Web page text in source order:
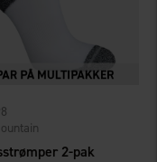
2-pak